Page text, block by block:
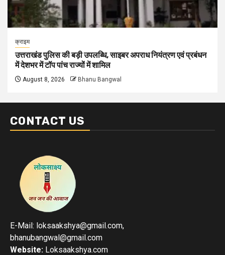
क्राइम
उत्तराखंड पुलिस की बड़ी उपलब्धि, साइबर अपराध नियंत्रण एवं प्रबंधन
में देशभर में टॉप पांच राज्यों में शामिल
August 8, 2026 Bhanu Bangwal
CONTACT US
E-Mail: loksaakshya@gmail.com,
bhanubangwal@gmail.com
Website: Loksaakshya.com